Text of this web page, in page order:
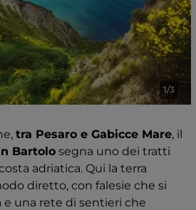
1/3
tra Pesaro e Gabicce Mare, il
Bartolo segna uno dei tratti
adriatica. Qui la terra
diretto, con falesie che si
e una rete di sentieri che